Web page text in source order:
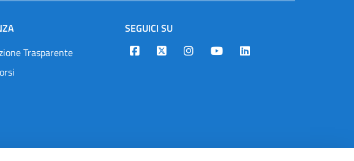
Trasparente
SEGUICI SU
Designers Italia
TwitterInstagramYoutubeLinkedin